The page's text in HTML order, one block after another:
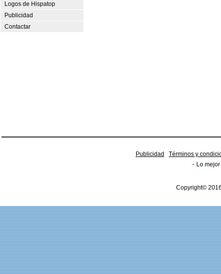
Logos de Hispatop
Publicidad
Contactar
Publicidad Términos y
· Lo
Copyright©